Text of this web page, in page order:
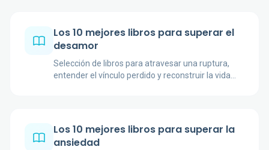
Los 10 mejores libros para superar el
desamor
Selección de libros para atravesar una ruptura,
entender el vínculo perdido y reconstruir la vida
Los 10 mejores libros para superar la
ansiedad